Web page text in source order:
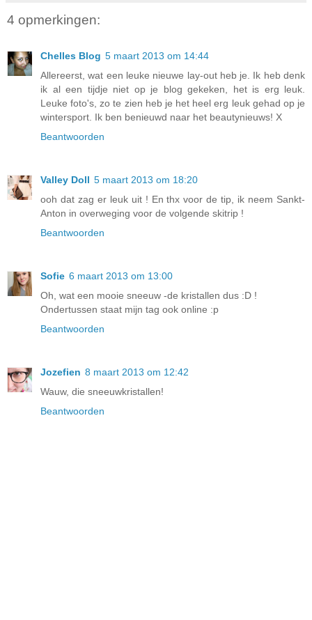
4 opmerkingen:
Chelles Blog 5 maart 2013 om 14:44
Allereerst, wat een leuke nieuwe lay-out heb je. Ik heb denk
ik al een tijdje niet op je blog gekeken, het is erg leuk.
Leuke foto's, zo te zien heb je het heel erg leuk gehad op je
wintersport. Ik ben benieuwd naar het beautynieuws! X
Beantwoorden
Valley Doll 5 maart 2013 om 18:20
ooh dat zag er leuk uit ! En thx voor de tip, ik neem Sankt-
Anton in overweging voor de volgende skitrip !
Beantwoorden
Sofie 6 maart 2013 om 13:00
Oh, wat een mooie sneeuw -de kristallen dus :D !
Ondertussen staat mijn tag ook online :p
Beantwoorden
Jozefien 8 maart 2013 om 12:42
Wauw, die sneeuwkristallen!
Beantwoorden